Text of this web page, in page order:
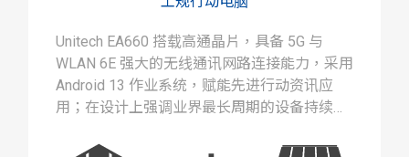
Unitech EA660 搭载高通晶片，具备 5G 与
WLAN 6E 强大的无线通讯网路连接能力，采用
Android 13 作业系统，赋能先进行动资讯应
用；在设计上强调业界最长周期的设备持续供